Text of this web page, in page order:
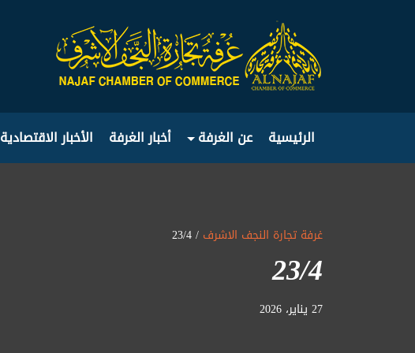
الرئيسية عن الغرفة أخبار الغرفة الأخبار الاقتصادية
غرفة تجارة النجف الاشرف / 23/4
23/4
27 يناير، 2026